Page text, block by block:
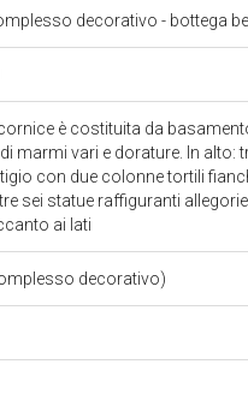
decorativo - bottega
cornice è costituita da
marmi vari e dorature. In alto:
con due colonne tortili
sei statue raffiguranti
ai lati
decorativo)